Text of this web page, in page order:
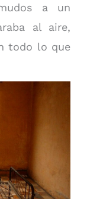
a un
al aire,
todo lo que